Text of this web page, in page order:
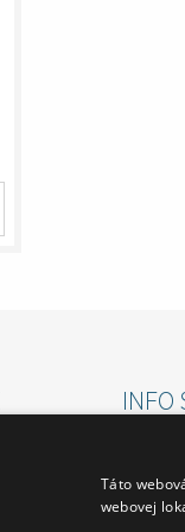
INFO
Táto
webovej